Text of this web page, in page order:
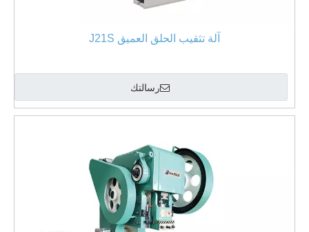
آلة تثقيب الحلق العميق J21S
رسالتك